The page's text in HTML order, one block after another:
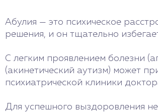
Абулия — это психическое
решения, и он тщательно
С легким проявлением болезни
(акинетический аутизм) может
психиатрической клиники
Для успешного выздоровления